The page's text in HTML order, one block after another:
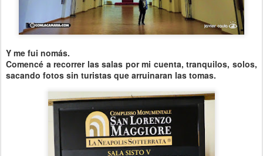
Y me fui nomás.
Comencé a recorrer las salas por mi cuenta, tranquilos, solos,
sacando fotos sin turistas que arruinaran las tomas.